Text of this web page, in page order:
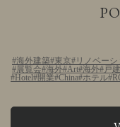
海外建築 東京 リノベーシ
展覧会 海外 Art 海外 戸
Hotel 開業 China ホテル